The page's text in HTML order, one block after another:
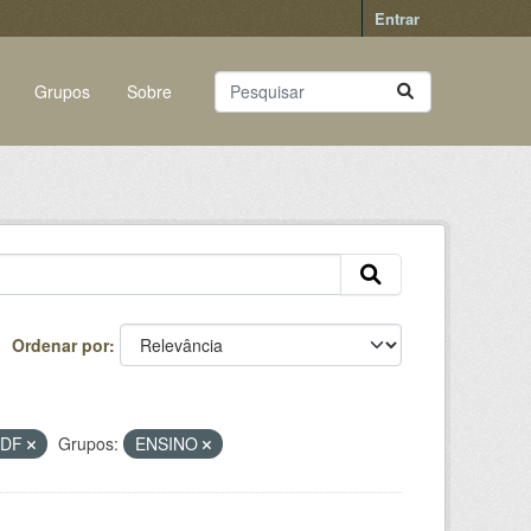
Entrar
Grupos Sobre
Ordenar por
Grupos: ENSINO